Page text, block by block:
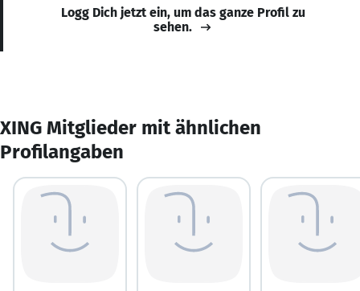
Logg Dich jetzt ein, um das ganze Profil zu
sehen.
XING Mitglieder mit ähnlichen
Profilangaben